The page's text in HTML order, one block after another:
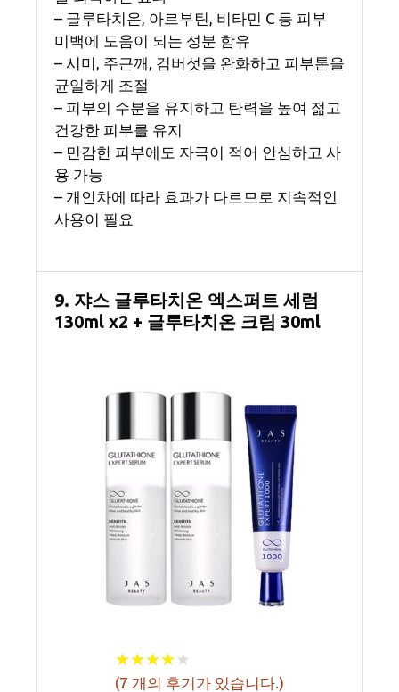
– 글루타치온, 아르부틴, 비타민 C 등 피부
미백에 도움이 되는 성분 함유
– 시미, 주근깨, 검버섯을 완화하고 피부톤을
균일하게 조절
– 피부의 수분을 유지하고 탄력을 높여 젊고
건강한 피부를 유지
– 민감한 피부에도 자극이 적어 안심하고 사
용 가능
– 개인차에 따라 효과가 다르므로 지속적인
사용이 필요
9. 쟈스 글루타치온 엑스퍼트 세럼
130ml x2 + 글루타치온 크림 30ml
★★★★★
★★★★★
(7 개의 후기가 있습니다.)